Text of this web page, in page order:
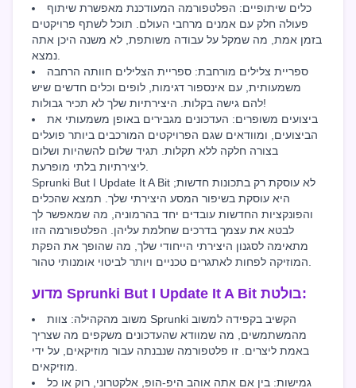
כלים שיתופיים: הפלטפורמה המעודכנת מאפשרת שיתוף
פעולה חלק עם אמנים מרחבי העולם. תוכל לשתף פרויקטים
בזמן אמת, מה שמקל על עבודה משותפת, לא משנה היכן אתה
נמצא.
ספריית צלילים מורחבת: ספריית הצלילים חוותה הרחבה
משמעותית, עם אינספור דגימות, לופים וכלים חדשים שיש
להם גישה בקלות. היצירתיות שלך לא תכיר גבולות!
ביצועים משופרים: העדכונים מגבירים באופן משמעותי את
הביצועים, ומוודאים שגם הפרויקטים המורכבים ביותר פועלים
בצורה חלקה ללא תקלות. תגיד שלום להשהיות ושלום
ליצירתיות בלתי מופרעת.
Sprunki But I Update It A Bit לא עוסקת רק בתכונות חדשות;
היא עוסקת בשיפור המסע היצירתי שלך. תמצא שהכלים
והפונקציות החדשות עובדים יחד בהרמוניה, מה שמאפשר לך
לבטא את עצמך בדרכים שחלמת עליהן. הפלטפורמה הזו
מתאימה לסגנון היצירתי הייחודי שלך, מה שהופך את הפקת
המוזיקה לפחות לאתגרים טכניים ויותר לביטוי אומנותי טהור.
מדוע Sprunki But I Update It A Bit בולטת:
משוב מהקהילה: צוות Sprunki הקשיב בקפידה למשוב
מהמשתמשים, מה שמוודא שהעדכונים משקפים מה שצריך
באמת ליצרים. זו פלטפורמה שנבנתה עבור מוזיקאים, על ידי
מוזיקאים.
גמישות: בין אם אתה אוהב היפ-הופ, אלקטרוני, רוק או כל